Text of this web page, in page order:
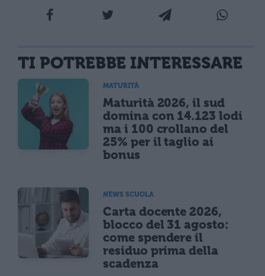
TI POTREBBE INTERESSARE
MATURITÀ
Maturità 2026, il sud
domina con 14.123 lodi
ma i 100 crollano del
25% per il taglio ai
bonus
NEWS SCUOLA
Carta docente 2026,
blocco del 31 agosto:
come spendere il
residuo prima della
scadenza